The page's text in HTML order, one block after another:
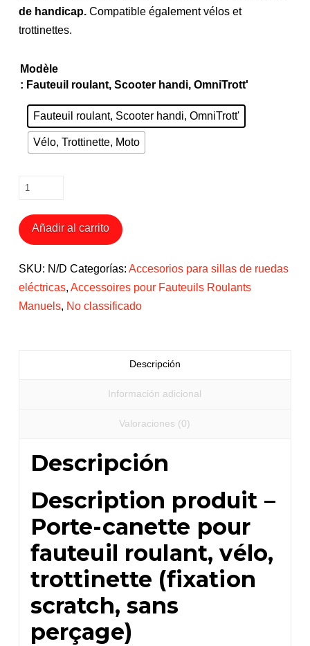
de handicap.Compatible également vélos et
trottinettes.
Modèle
: Fauteuil roulant, Scooter handi, OmniTrott'
Fauteuil roulant, Scooter handi, OmniTrott'
Vélo, Trottinette, Moto
Porte
pour
Fauteuil
Añadir al carrito
SKU: N/D Categorías: Accesorios para sillas de ruedas
eléctricas, Accessoires pour Fauteuils Roulants
Manuels, No classificado
Descripción
Información adicional
Valoraciones (0)
Descripción
Description produit –
Porte-canette pour
fauteuil roulant, vélo,
trottinette (fixation
scratch, sans
perçage)